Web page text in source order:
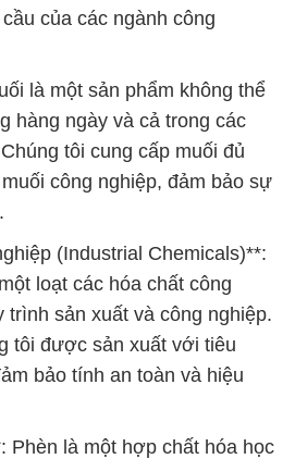
của các ngành công
là một sản phẩm không thể
hàng ngày và cả trong các
tôi cung cấp muối đủ
công nghiệp, đảm bảo sự
(Industrial Chemicals)**:
loạt các hóa chất công
trình sản xuất và công nghiệp.
tôi được sản xuất với tiêu
bảo tính an toàn và hiệu
Phèn là một hợp chất hóa học